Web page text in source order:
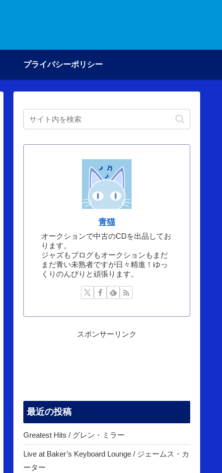
プライバシーポリシー
青猫
オークションで中古のCDを出品してお
ります。
ジャズもブログもオークションもまだ
まだ青い未熟者ですが日々精進！ゆっ
くりのんびりと頑張ります。
スポンサーリンク
最近の投稿
Greatest Hits / グレン・ミラー
Live at Baker’s Keyboard Lounge / ジェームス・カ
ーター